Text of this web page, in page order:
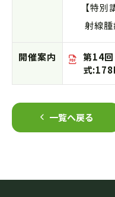
【特別
射線
開催案内
第14回
式
一覧へ戻る